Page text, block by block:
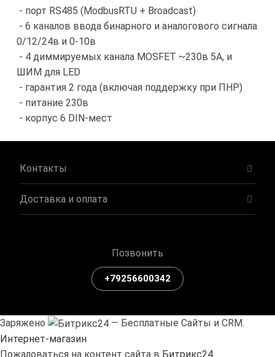
- порт RS485 (ModbusRTU + Broadcast)
- 6 каналов ввода бинарного и аналогового сигнала
0/12/24в и 0-10в
- 4 диммируемых канала MOSFET ~230в 5А, и
ШИМ для LED
- гарантия 2 года (включая поддержку при ПНР)
- питание 230в
- корпус 6 DIN-мест
Контакты
Доставка и оплата
Позвонить
+79256600342
Заряжено
— Бесплатные Сайты и CRM.
Интернет-магазин
Пожаловаться на контент cайта в Битрикс24